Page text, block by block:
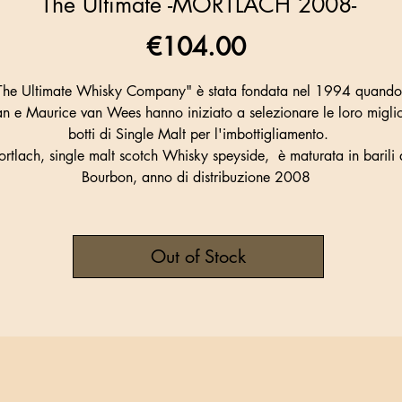
€104.00Price
Ultimate Whisky Company" è stata fondata nel 1994 quando
e Maurice van Wees hanno iniziato a selezionare le loro
botti di Single Malt per l'imbottigliamento.
single malt scotch Whisky speyside, è maturata in barili
Bourbon, anno di distribuzione 2008
Out of Stock